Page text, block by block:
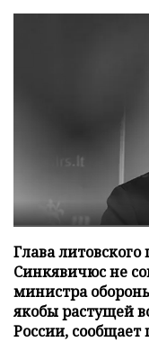
Глава
Синкявичюс не
министра
якобы растущей
России, сообщает